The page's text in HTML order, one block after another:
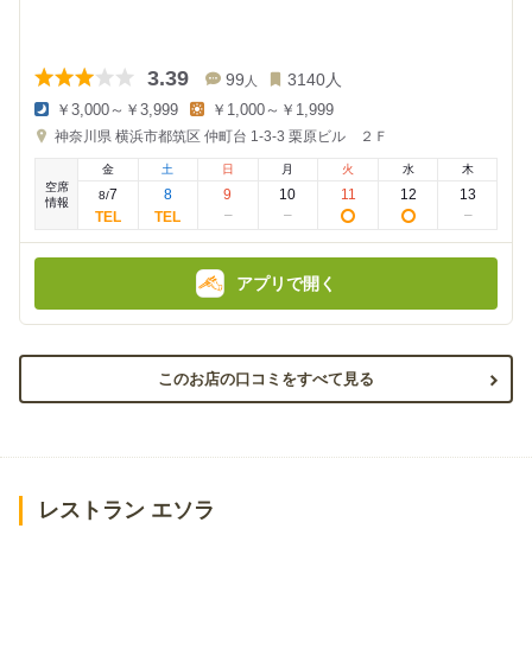
3.39 99 人 3140人
夜
の
額
￥3,000～￥3,999
昼
の
￥1,000～￥1,999
神奈川県 横浜市都筑区 仲町台 1-3-3 栗原ビル ２Ｆ
空席
情報
金
8/7
土
8
日
9
月
10
火
11
水
12
木
13
アプリで開く
このお店の口コミをすべて見る
レストラン エソラ